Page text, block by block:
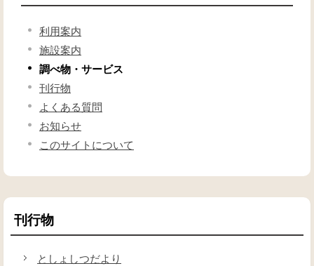
利用案内
施設案内
調べ物・サービス
刊行物
よくある質問
お知らせ
このサイトについて
刊行物
としょしつだより